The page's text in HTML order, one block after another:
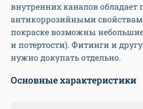
внутренних каналов
антикоррозийными
покраске возможны
и потертости). Фитинги и
нужно докупать отдельно.
Основные характеристики